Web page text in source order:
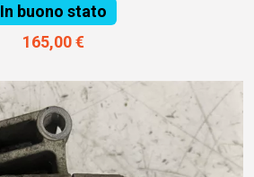
In buono stato
165,00 €